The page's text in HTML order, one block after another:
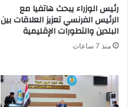
رئيس الوزراء يبحث هاتفيا مع
الرئيس الفرنسي تعزيز العلاقات بين
البلدين والتطورات الإقليمية
منذ 7 ساعات